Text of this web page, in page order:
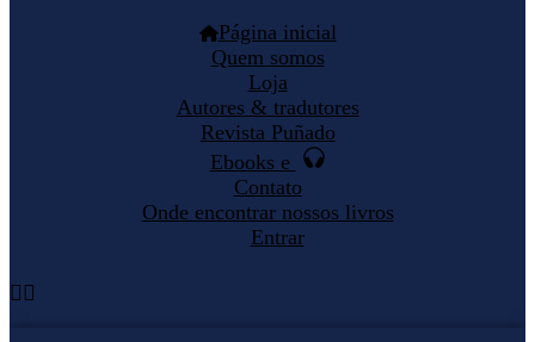
Página inicial
Quem somos
Loja
Autores & tradutores
Revista Puñado
Ebooks e
Contato
Onde encontrar nossos livros
Entrar